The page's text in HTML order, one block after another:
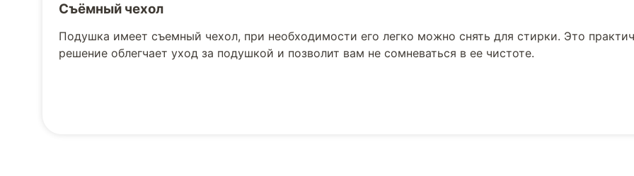
Съёмный чехол
Подушка имеет съемный чехол, при необходимости его легко можно снять для стирки. Это
решение облегчает уход за подушкой и позволит вам не сомневаться в ее чистоте.